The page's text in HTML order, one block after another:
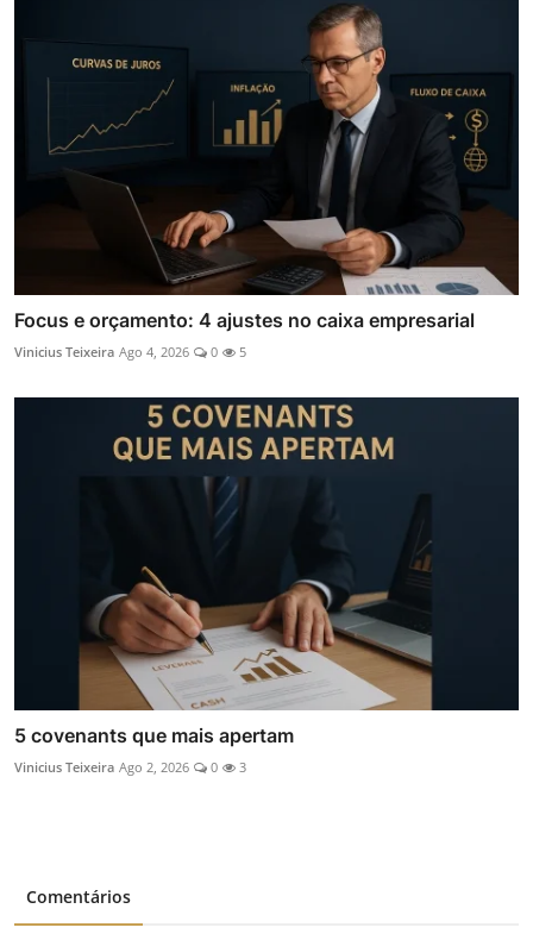
Focus e orçamento: 4 ajustes no caixa empresarial
Vinicius Teixeira Ago 4, 2026 0 5
5 covenants que mais apertam
Vinicius Teixeira Ago 2, 2026 0 3
Comentários